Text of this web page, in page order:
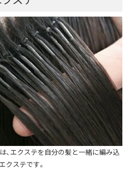
、エクステを自分の髪と一緒に編み込
クステです。